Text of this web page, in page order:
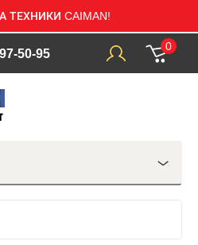
ТЕХНИКИ CAIMAN!
50-95
0